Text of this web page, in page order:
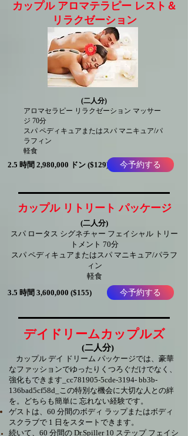
カップル アロマテラピー レスト＆
リラクゼーション
(二人分)
アロマセラピー リラクゼーション マッサー
ジ 70分
スパ ペディキュアまたはスパ マニキュア/パ
ラフィン
軽食
2.5 時間 2,980,000 ドン ($129) 今予約する
カップル リトリート パッケージ
(二人分)
スパ ロータス シグネチャー フェイシャル トリー
トメント 70分
スパ ペディキュアまたはスパ マニキュア/パラフ
ィン
軽食
3.5 時間 3,600,000 ($155)
今予約する
デイドリームカップルズ
(二人分)
カップル デイ ドリーム パッケージでは、豪華
なファッションでゆったりくつろぐだけでなく、
強化もできます_cc781905-5cde-3194- bb3b-
136bad5cf58d_この特別な機会に大切な人との絆
を。どちらも簡単に 忘れない経験です。
ゲストは、60 分間のボディ ラップまたはボディ
スクラブで 1 日をスタートできます。
続いて、60 分間の Dr.Spiller 10 ステップ フェイシ